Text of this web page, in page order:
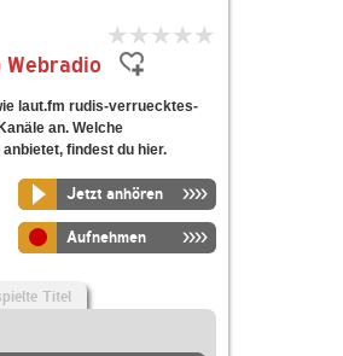
laut.fm rudis-verruecktes-
an. Welche
findest du hier.
Jetzt anhören
Aufnehmen
Titel